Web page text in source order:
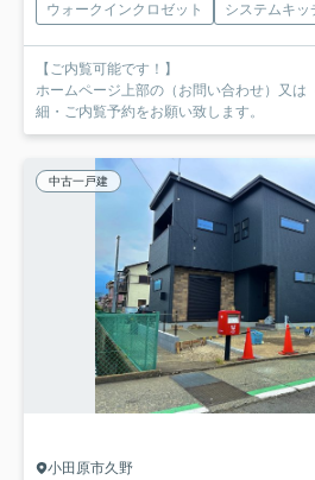
ウォークインクロゼット
システムキッ
【ご内覧可能です！】
ホームページ上部の（お問い合わせ）又は
細・ご内覧予約をお願い致します。
中古一戸建
小田原市久野